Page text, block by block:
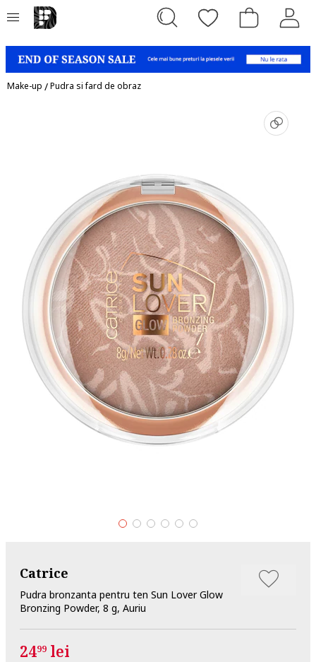
Make-up /Pudra si fard de obraz
Catrice
Pudra bronzanta pentru ten Sun Lover Glow
Bronzing Powder, 8 g, Auriu
2499 lei